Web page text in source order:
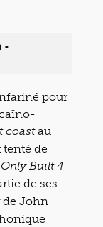
-
pour
coastau
tenté de
Only Built 4
de ses
de John